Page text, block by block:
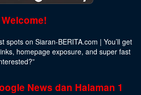
spots on Siaran-BERITA.com | You’ll get
homepage exposure, and super fast
?”
News dan Halaman 1